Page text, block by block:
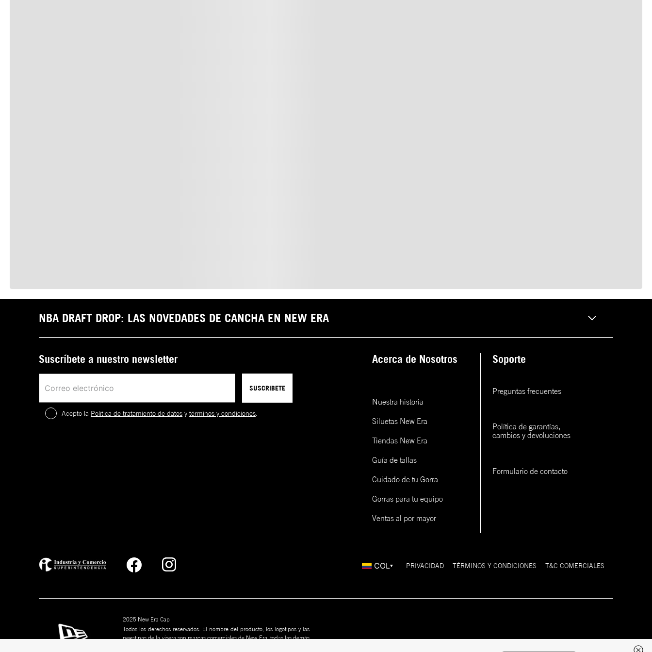
NBA DRAFT DROP: LAS NOVEDADES DE CANCHA EN NEW ERA
Suscríbete a nuestro newsletter
SUSCRIBETE
Acepto la Política de tratamiento de datos ytérminos y condiciones
Acerca de Nosotros
Nuestra historia
Siluetas New Era
Tiendas New Era
Guía de tallas
Cuidado de tu Gorra
Gorras para tu equipo
Ventas al por mayor
Soporte
Preguntas frecuentes
Política de garantías,
cambios y devoluciones
Formulario de contacto
COL PRIVACIDAD TÉRMINOS Y CONDICIONES T&C COMERCIALES
2025 New Era Cap
Todos los derechos reservados. El nombre del producto, los logotipos y las
pegatinas de la visera son marcas comerciales de New Era, todas las demás